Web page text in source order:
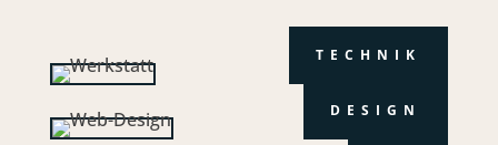
TECHNIK
DESIGN